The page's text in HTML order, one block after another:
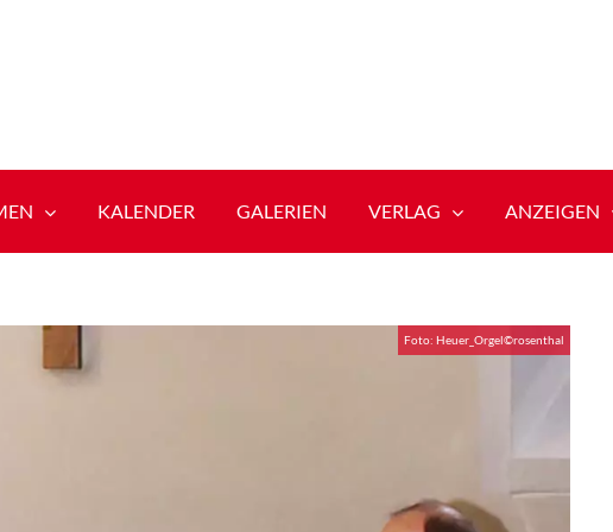
KALENDER GALERIEN VERLAG ANZEIGEN
Foto: Heuer_Orgel©rosenthal